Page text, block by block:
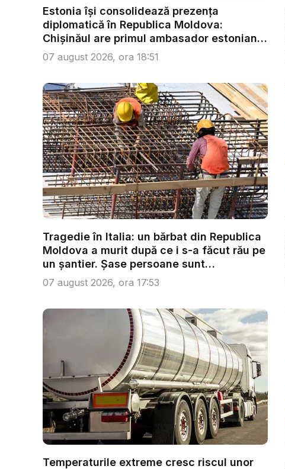
Estonia își consolidează prezența
diplomatică în Republica Moldova:
Chișinăul are primul ambasador estonian
...
07 august 2026, ora 18:51
Tragedie în Italia: un bărbat din Republica
Moldova a murit după ce i s-a făcut rău pe
un șantier. Șase persoane sunt
anchetate...
07 august 2026, ora 17:53
Temperaturile extreme cresc riscul unor